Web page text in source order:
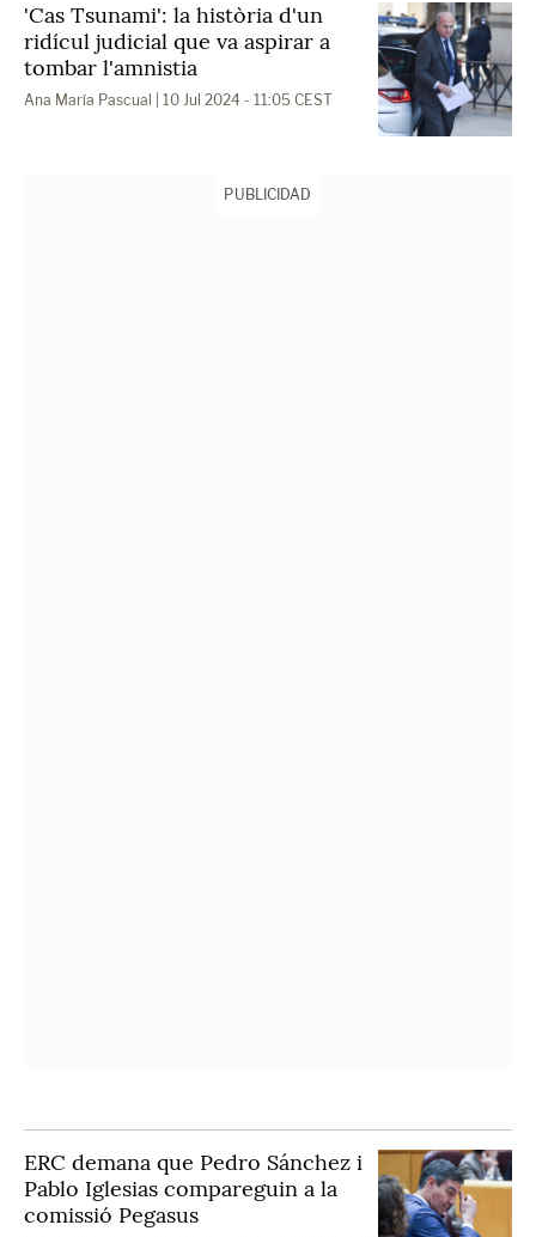
'Cas Tsunami': la història d'un
ridícul judicial que va aspirar a
tombar l'amnistia
Ana María Pascual | 10 Jul 2024 - 11:05 CEST
PUBLICIDAD
ERC demana que Pedro Sánchez i
Pablo Iglesias compareguin a la
comissió Pegasus